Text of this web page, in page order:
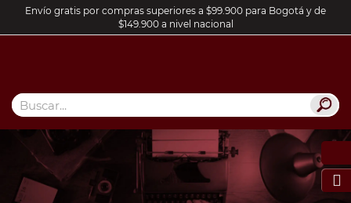
Envío gratis por compras superiores a $99.900 para Bogotá y de
$149.900 a nivel nacional
